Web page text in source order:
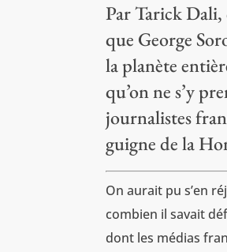
Par Tarick
que George
la planète
qu’on ne s’y
journalistes
guigne de la
On aurait pu s’en
combien il savait
dont les médias